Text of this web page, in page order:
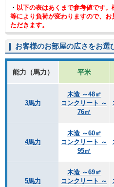
・ 以下の表はあくまで参考値です
等により負荷が変わりますので、
ただきます。
お客様のお部屋の広さをお選
能力（馬力） 平米
3馬力
木造 ～48㎡
コンクリート ～
76㎡
4馬力
木造 ～60㎡
コンクリート ～
95㎡
5馬力
木造 ～69㎡
コンクリート ～